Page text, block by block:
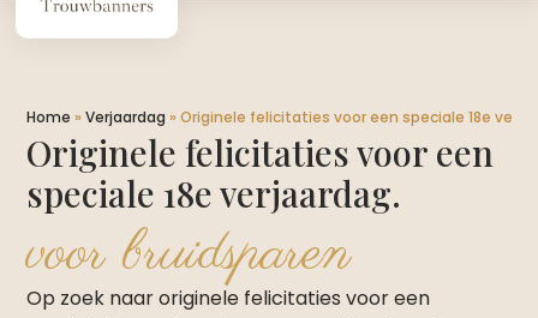
Home »Verjaardag »Originele felicitaties voor een speciale 18e
Originele felicitaties voor een
speciale 18e verjaardag.​
voor bruidsparen
Op zoek naar originele felicitaties voor een